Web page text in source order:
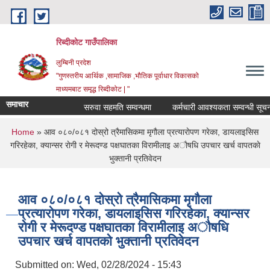
Skip to main content
रिब्दीकोट गाउँपालिका
लुम्बिनी प्रदेश
"गुणस्तरीय आर्थिक ,सामाजिक ,भौतिक पूर्वाधार विकासको
माध्यमबाट समृद्ध रिब्दीकोट | "
समाचार सरुवा सहमति सम्वन्धमा कर्मचारी आवश्यकता सम्वन्धी सूचना
You are here
Home » आव ०८०/०८१ दोस्रो त्रैमासिकमा मृगाैला प्रत्याराेपण गरेका, डायलाइसिस
गरिरहेका, क्यान्सर राेगी र मेरूदण्ड पक्षघातका विरामीलाइ अाैषधि उपचार खर्च वापतकाे
भुक्तानी प्रतिवेदन
आव ०८०/०८१ दोस्रो त्रैमासिकमा मृगाैला
प्रत्याराेपण गरेका, डायलाइसिस गरिरहेका, क्यान्सर
राेगी र मेरूदण्ड पक्षघातका विरामीलाइ अाैषधि
उपचार खर्च वापतकाे भुक्तानी प्रतिवेदन
Submitted on: Wed, 02/28/2024 - 15:43